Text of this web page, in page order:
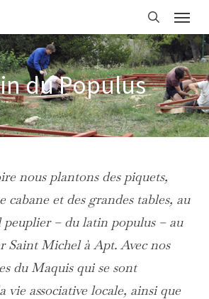
search
Menu
du Populus
nous plantons des piquets,
cabane et des grandes tables, au
peuplier – du latin populus – au
Saint Michel à Apt. Avec nos
du Maquis qui se sont
vie associative locale, ainsi que